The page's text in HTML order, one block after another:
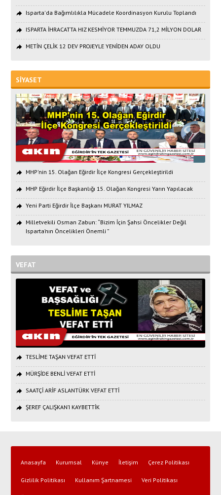
Isparta'da Bağımlılıkla Mücadele Koordinasyon Kurulu Toplandı
ISPARTA İHRACATTA HIZ KESMİYOR TEMMUZDA 71,2 MİLYON DOLAR
METİN ÇELİK 12 DEV PROJEYLE YENİDEN ADAY OLDU
SİYASET
MHP'nin 15. Olağan Eğirdir İlçe Kongresi Gerçekleştirildi
MHP Eğirdir İlçe Başkanlığı 15. Olağan Kongresi Yarın Yapılacak
Yeni Parti Eğirdir İlçe Başkanı MURAT YILMAZ
Milletvekili Osman Zabun: “Bizim İçin Şahsi Öncelikler Değil
Isparta’nın Öncelikleri Önemli ”
VEFAT
TESLİME TAŞAN VEFAT ETTİ
MÜRŞİDE BENLİ VEFAT ETTİ
SAATÇİ ARİF ASLANTÜRK VEFAT ETTİ
ŞEREF ÇALIŞKAN’I KAYBETTİK
Anasayfa Kurumsal Künye İletişim Çerez Politikası
Gizlilik Politikası Kullanım Şartnamesi Veri Politikası